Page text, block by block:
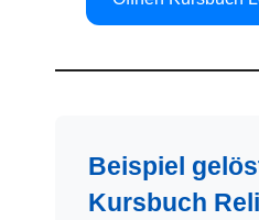
Beispiel
Kursbuch